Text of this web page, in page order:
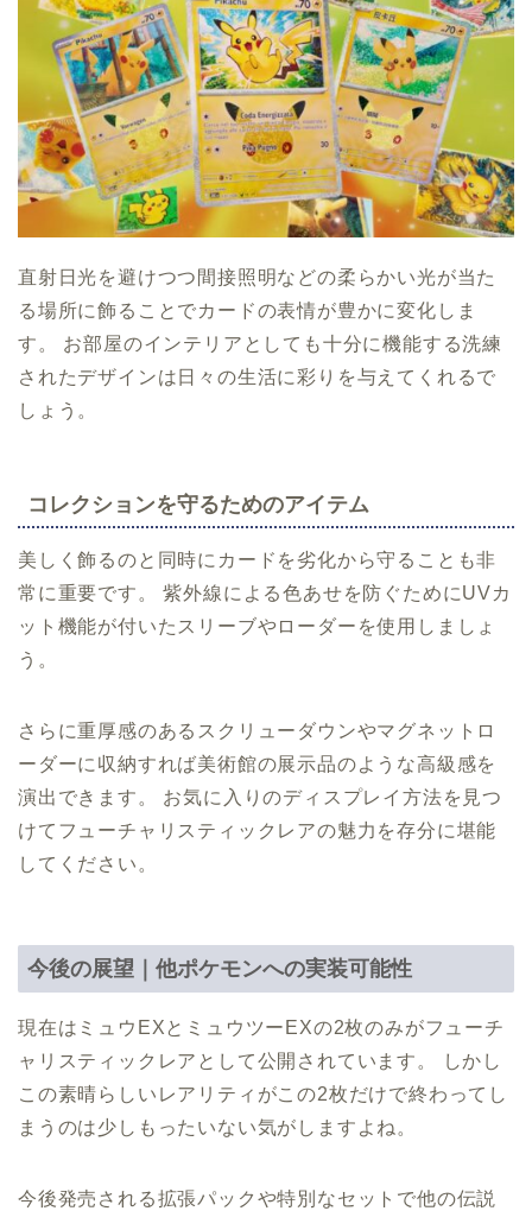
直射日光を避けつつ間接照明などの柔らかい光が当た
る場所に飾ることでカードの表情が豊かに変化しま
す。 お部屋のインテリアとしても十分に機能する洗練
されたデザインは日々の生活に彩りを与えてくれるで
しょう。
コレクションを守るためのアイテム
美しく飾るのと同時にカードを劣化から守ることも非
常に重要です。 紫外線による色あせを防ぐためにUVカ
ット機能が付いたスリーブやローダーを使用しましょ
う。
さらに重厚感のあるスクリューダウンやマグネットロ
ーダーに収納すれば美術館の展示品のような高級感を
演出できます。 お気に入りのディスプレイ方法を見つ
けてフューチャリスティックレアの魅力を存分に堪能
してください。
今後の展望｜他ポケモンへの実装可能性
現在はミュウEXとミュウツーEXの2枚のみがフューチ
ャリスティックレアとして公開されています。 しかし
この素晴らしいレアリティがこの2枚だけで終わってし
まうのは少しもったいない気がしますよね。
今後発売される拡張パックや特別なセットで他の伝説